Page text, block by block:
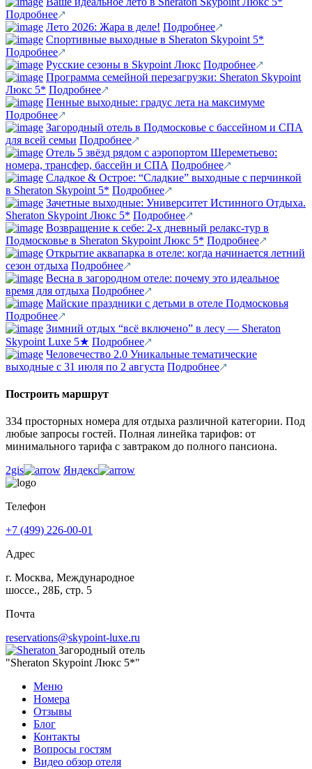
Подробнее
Лето 2026: Жара в деле! Подробнее
Спортивные выходные в Sheraton Skypoint 5*
Подробнее
Русские сезоны в Skypoint Люкс Подробнее
Программа семейной перезагрузки: Sheraton Skypoint
Люкс 5* Подробнее
Пенные выходные: градус лета на максимуме
Подробнее
Загородный отель в Подмосковье с бассейном и СПА
для всей семьи Подробнее
Отель 5 звёзд рядом с аэропортом Шереметьево:
номера, трансфер, бассейн и СПА Подробнее
Сладкое & Острое: “Сладкие” выходные с перчинкой
в Sheraton Skypoint 5* Подробнее
Зачетные выходные: Университет Истинного Отдыха.
Sheraton Skypoint Люкс 5* Подробнее
Возвращение к себе: 2-х дневный релакс-тур в
Подмосковье в Sheraton Skypoint Люкс 5* Подробнее
Открытие аквапарка в отеле: когда начинается летний
сезон отдыха Подробнее
Весна в загородном отеле: почему это идеальное
время для отдыха Подробнее
Майские праздники с детьми в отеле Подмосковья
Подробнее
Зимний отдых “всё включено” в лесу — Sheraton
Skypoint Luxe 5★ Подробнее
Человечество 2.0 Уникальные тематические
выходные с 31 июля по 2 августа Подробнее
Построить маршрут
334 просторных номера для отдыха различной категории. Под
любые запросы гостей. Полная линейка тарифов: от
минимального тарифа с завтраком до полного пансиона.
2gis
Яндекс
Телефон
+7 (499) 226-00-01
Адрес
г. Москва, Международное
шоссе., 28Б, стр. 5
Почта
reservations@skypoint-luxe.ru
Загородный отель
"Sheraton Skypoint Люкс 5*"
Меню
Номера
Отзывы
Блог
Контакты
Вопросы гостям
Видео обзор отеля